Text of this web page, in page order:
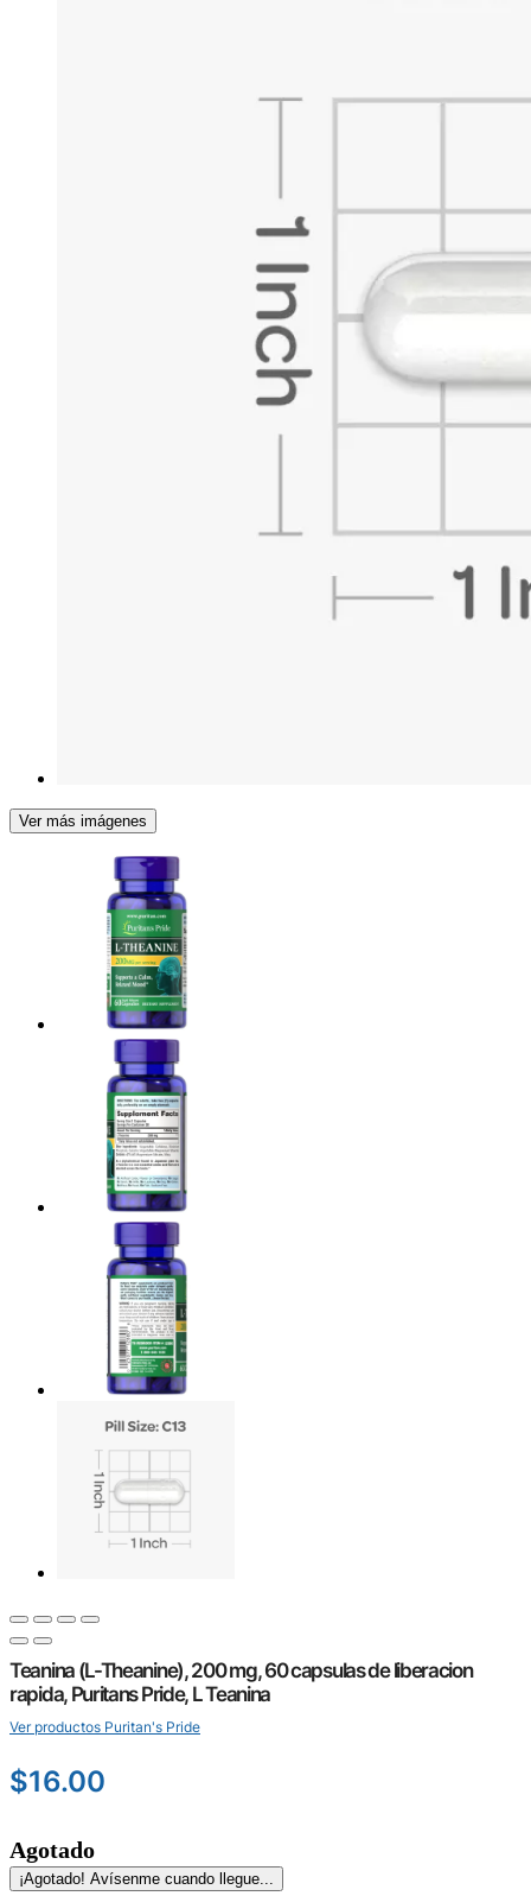
Ver más imágenes
Teanina (L-Theanine), 200 mg, 60 capsulas de liberacion
rapida, Puritans Pride, L Teanina
Ver productos Puritan's Pride
$16.00
Agotado
¡Agotado! Avísenme cuando llegue...